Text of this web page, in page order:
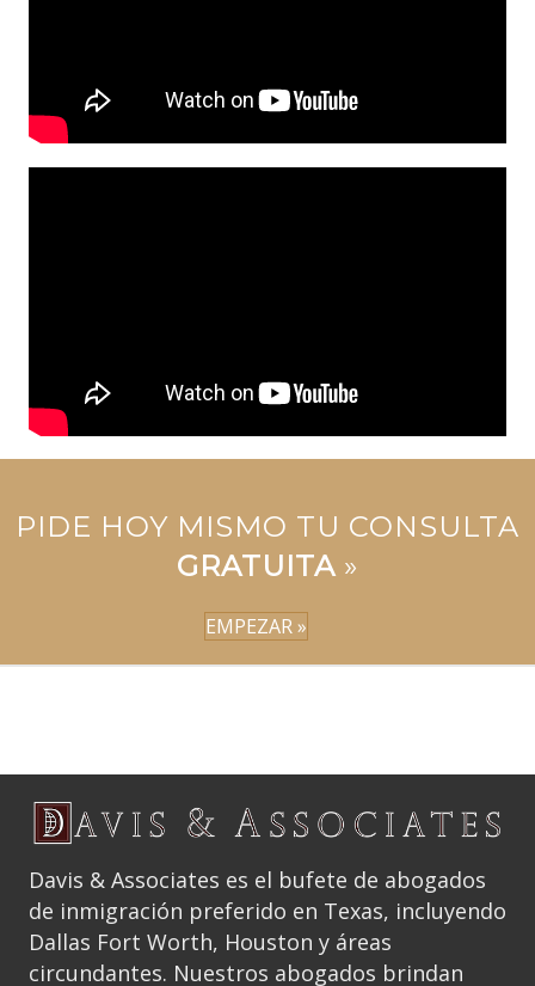
PIDE HOY MISMO TU CONSULTA
GRATUITA»
EMPEZAR »
Davis & Associates es el bufete de abogados
de inmigración preferido en Texas, incluyendo
Dallas Fort Worth, Houston y áreas
circundantes. Nuestros abogados brindan